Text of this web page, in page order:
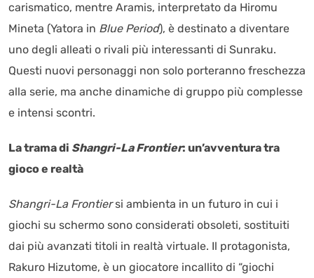
carismatico, mentre Aramis, interpretato da Hiromu
Mineta (Yatora in Blue Period), è destinato a diventare
uno degli alleati o rivali più interessanti di Sunraku.
Questi nuovi personaggi non solo porteranno freschezza
alla serie, ma anche dinamiche di gruppo più complesse
e intensi scontri.
La trama di Shangri-La Frontier: un’avventura tra
gioco e realtà
Shangri-La Frontiersi ambienta in un futuro in cui i
giochi su schermo sono considerati obsoleti, sostituiti
dai più avanzati titoli in realtà virtuale. Il protagonista,
Rakuro Hizutome, è un giocatore incallito di “giochi